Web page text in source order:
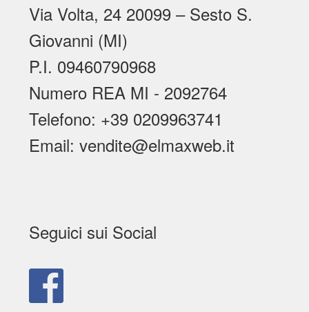
Via Volta, 24 20099 – Sesto S.
Giovanni (MI)
P.I. 09460790968
Numero REA MI - 2092764
Telefono: +39 0209963741
Email: vendite@elmaxweb.it
Seguici sui Social